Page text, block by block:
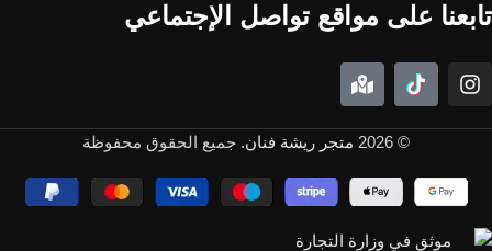
تابعنا على مواقع تواصل الإجتماعي
© 2026 متجر ريشة فنان. جميع الحقوق محفوظة